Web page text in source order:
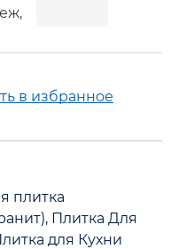
в избранное
плитка
Плитка Для
для Кухни